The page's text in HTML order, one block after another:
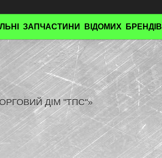
ЗАПЧАСТИНИ ВІДОМИХ БРЕНДІВ
ДІМ "ТПС"»